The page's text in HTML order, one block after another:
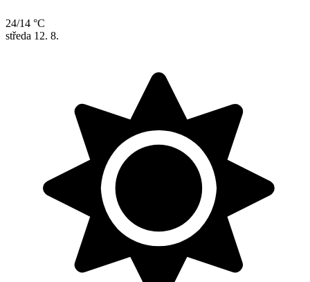
24/14 °C
středa 12. 8.